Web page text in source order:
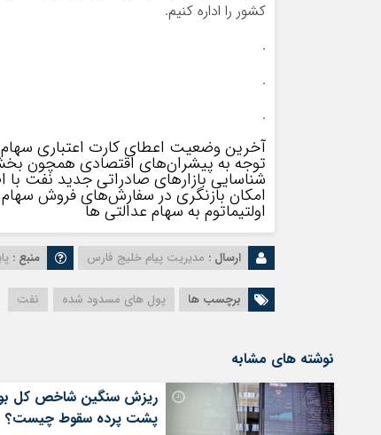
کشور را اداره کنیم.
.
.
.
آخرین وضعیت اعطای کارت اعتباری
توجه به پیشران‌های اقتصادی همچون
شناسایی بازارهای صادراتی جدید نفت با
امکان بازنگری در سفارش‌های فروش
اولتیماتوم به سهام عدالتی ها
ارسال : مدیریت پیام خلیج فارس منبع :
برچسب ها پول های مسدود شده نفت
نوشته های مشابه
ریزش سنگین شاخص کل
پشت پرده سقوط چیست؟